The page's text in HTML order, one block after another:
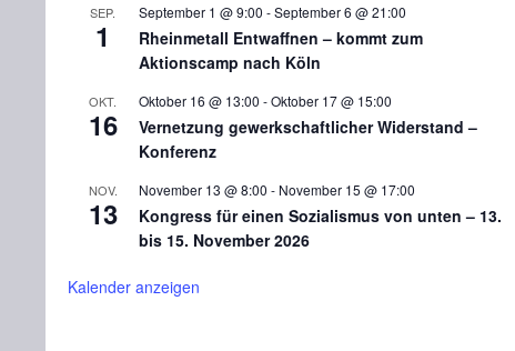
SEP.
1
September 1 @ 9:00 -September 6 @ 21:00
Rheinmetall Entwaffnen – kommt zum
Aktionscamp nach Köln
OKT.
16
Oktober 16 @ 13:00 -Oktober 17 @ 15:00
Vernetzung gewerkschaftlicher Widerstand –
Konferenz
NOV.
13
November 13 @ 8:00 - November 15 @ 17:00
Kongress für einen Sozialismus von unten – 13.
bis 15. November 2026
Kalender anzeigen